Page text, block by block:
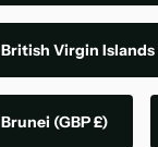
British Virgin Islands
Brunei (GBP £)